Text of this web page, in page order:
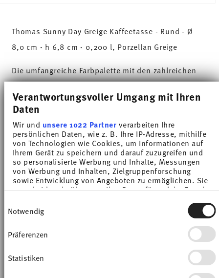
Verantwortungsvoller Umgang mit Ihren
Daten
Wir und unsere 1022 Partnerverarbeiten Ihre
persönlichen Daten, wie z. B. Ihre IP-Adresse, mithilfe
von Technologien wie Cookies, um Informationen auf
Ihrem Gerät zu speichern und darauf zuzugreifen und
so personalisierte Werbung und Inhalte, Messungen
von Werbung und Inhalten, Zielgruppenforschung
sowie Entwicklung von Angeboten zu ermöglichen. Sie
entscheiden darüber, wer Ihre Daten für welche Zwecke
Cookie-Erklärung oder durch Klicken auf das Privacy
Trigger Symbol ändern oder widerrufen
Wenn Sie es erlauben, würden wir auch gerne:
erfassen, welche bis auf einige Meter genau sein
Notwendig
Präferenzen
Statistiken
Thomas Sunny Day Greige Kaffeetasse - Rund - Ø
8,0 cm - h 6,8 cm - 0,200 l, Porzellan Greige
Die umfangreiche Farbpalette mit den zahlreichen
besonders und ermöglichen den Einsatz in
sympathische und gut gelaunte Weise sorgt Sunny
Day dafür, dass jeder Tag einfach unverwechselbar
wird. HAVE A SUNNY DAY!
Dieser universelle Farbton hat in der Modewelt
schon vor einem Weilchen für einen echten Hype
gesorgt und ist seither nicht mehr wegzudenken.
»Greige« ist dabei eine Mischung aus Grau und
Beige. Das hört sich jetzt nicht nach einem großen